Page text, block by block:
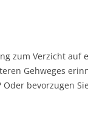
zum Verzicht auf
Gehweges
bevorzugen